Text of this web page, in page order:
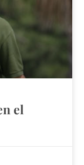
el